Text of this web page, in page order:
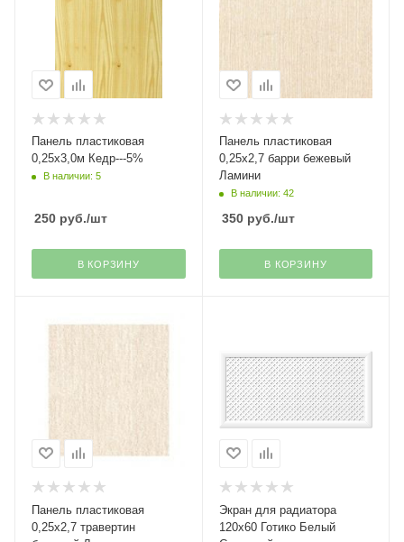
Панель пластиковая
0,25х3,0м Кедр---5%
В наличии: 5
250 руб./шт
В КОРЗИНУ
Панель пластиковая
0,25х2,7 барри бежевый
Ламини
В наличии: 42
350руб./шт
В КОРЗИНУ
Панель пластиковая
0,25х2,7 травертин
Экран для радиатора
120х60 Готико Белый